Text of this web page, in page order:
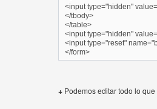
<input type="hidden"
</tbody>
</table>
<input type="hidden"
<input type="reset"
</form>
+ Podemos editar todo lo